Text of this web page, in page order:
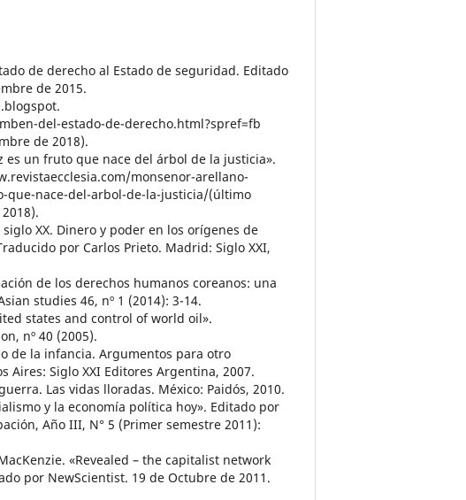
de derecho al Estado de seguridad. Editado
de 2015.
del-estado-de-derecho.html?spref=fb
de 2018).
es un fruto que nace del árbol de la justicia».
monsenor-arellano-
que-nace-del-arbol-de-la-justicia/(último
XX. Dinero y poder en los orígenes de
por Carlos Prieto. Madrid: Siglo XXI,
de los derechos humanos coreanos: una
studies 46, nº 1 (2014): 3-14.
states and control of world oil».
nº 40 (2005).
de la infancia. Argumentos para otro
Aires: Siglo XXI Editores Argentina, 2007.
Las vidas lloradas. México: Paidós, 2010.
y la economía política hoy». Editado por
Año III, N° 5 (Primer semestre 2011):
«Revealed – the capitalist network
por NewScientist. 19 de Octubre de 2011.